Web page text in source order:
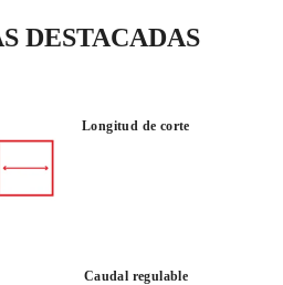
DESTACADAS
Longitud de corte
Caudal regulable